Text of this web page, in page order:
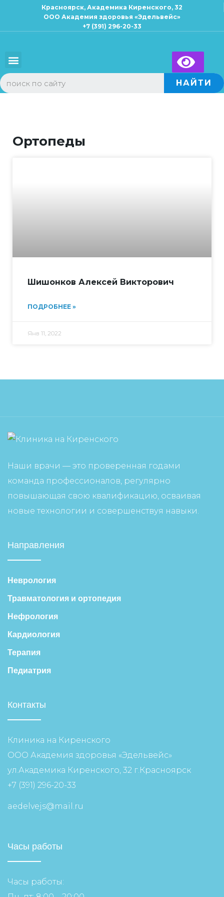
Красноярск, Академика Киренского, 32
ООО Академия здоровья «Эдельвейс»
+7 (391) 296-20-33
НАЙТИ
Ортопеды
Шишонков Алексей Викторович
ПОДРОБНЕЕ »
Янв 11, 2022
Наши врачи — это проверенная годами
команда профессионалов, регулярно
повышающая свою квалификацию, осваивая
новые технологии и совершенствуя навыки.
Направления
Неврология
Травматология и ортопедия
Нефрология
Кардиология
Терапия
Педиатрия
Контакты
Клиника на Киренского
ООО Академия здоровья «Эдельвейс»
ул.Академика Киренского, 32 г.Красноярск
+7 (391) 296-20-33
aedelvejs@mail.ru
Часы работы
Часы работы:
Запись к специалисту ×